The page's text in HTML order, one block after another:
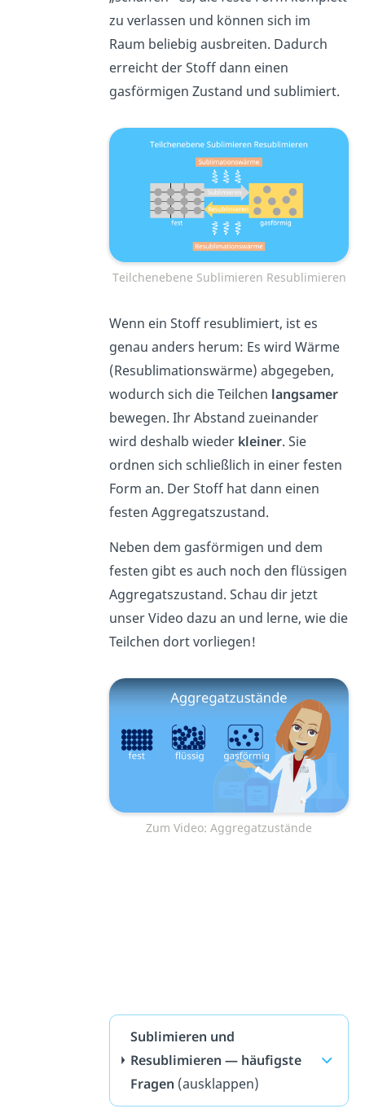
zu verlassen und können sich im
Raum beliebig ausbreiten. Dadurch
erreicht der Stoff dann einen
gasförmigen Zustand und sublimiert.
Teilchenebene Sublimieren Resublimieren
Wenn ein Stoff resublimiert, ist es
genau anders herum: Es wird Wärme
(Resublimationswärme) abgegeben,
wodurch sich die Teilchen langsamer
bewegen. Ihr Abstand zueinander
wird deshalb wieder kleiner. Sie
ordnen sich schließlich in einer festen
Form an. Der Stoff hat dann einen
festen Aggregatszustand.
Neben dem gasförmigen und dem
festen gibt es auch noch den flüssigen
Aggregatszustand. Schau dir jetzt
unser Video dazu an und lerne, wie die
Teilchen dort vorliegen!
Zum Video: Aggregatzustände
Sublimieren und
Resublimieren — häufigste
Fragen (ausklappen)